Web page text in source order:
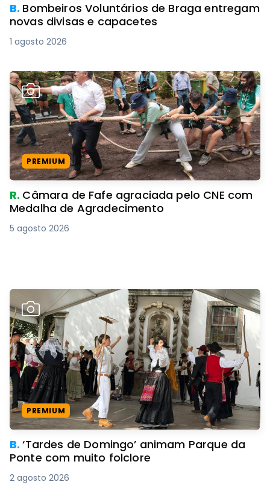
B. Bombeiros Voluntários de Braga entregam
novas divisas e capacetes
1 agosto 2026
PREMIUM
R. Câmara de Fafe agraciada pelo CNE com
Medalha de Agradecimento
5 agosto 2026
PREMIUM
B.‘Tardes de Domingo’ animam Parque da
Ponte com muito folclore
2 agosto 2026